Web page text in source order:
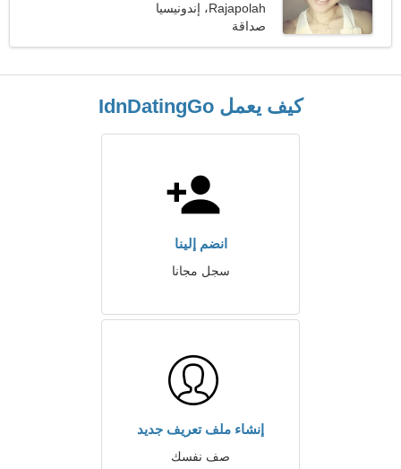
مشتركة
Rajapolah، إندونيسيا
صداقة
كيف يعمل IdnDatingGo
انضم إلينا
سجل مجانا
إنشاء ملف تعريف جديد
صف نفسك